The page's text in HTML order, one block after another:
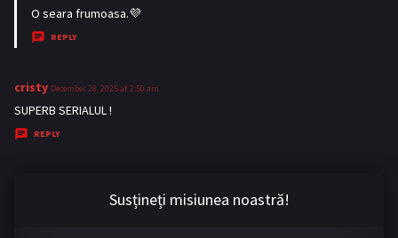
O seara frumoasa.💜
REPLY
cristy s
a
y
December 28, 2025 at 2:50 am
SUPERB SERIALUL !
REPLY
Susțineți misiunea noastră!